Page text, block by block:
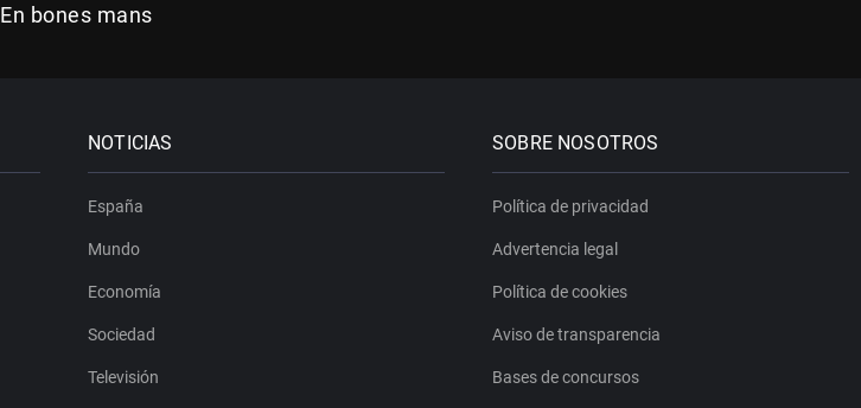
En bones mans
NOTICIAS
España
Mundo
Economía
Sociedad
Televisión
SOBRE NOSOTROS
Política de privacidad
Advertencia legal
Política de cookies
Aviso de transparencia
Bases de concursos